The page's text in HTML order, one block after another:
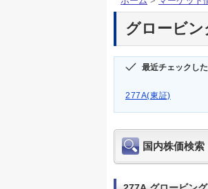
グロービ
最近チェックし
277A(東証)